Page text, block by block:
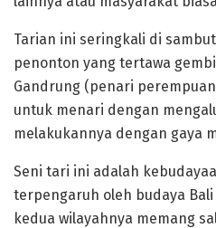
Tarian ini seringkali di
penonton yang tertawa
Gandrung (penari
untuk menari dengan
melakukannya dengan gaya
Seni tari ini adalah
terpengaruh oleh budaya
kedua wilayahnya memang